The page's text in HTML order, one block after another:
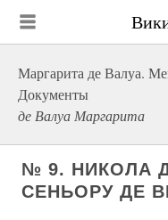
Маргарита де Валуа.
Документы
де Валуа Маргарита
№ 9. НИКОЛА
СЕНЬОРУ ДЕ